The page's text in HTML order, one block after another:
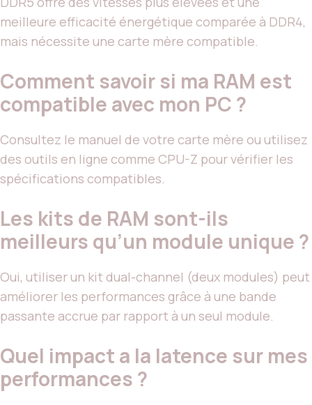
meilleure efficacité énergétique comparée à DDR4,
mais nécessite une carte mère compatible.
Comment savoir si ma RAM est
compatible avec mon PC ?
Consultez le manuel de votre carte mère ou utilisez
des outils en ligne comme CPU-Z pour vérifier les
spécifications compatibles.
Les kits de RAM sont-ils
meilleurs qu’un module unique ?
Oui, utiliser un kit dual-channel (deux modules) peut
améliorer les performances grâce à une bande
passante accrue par rapport à un seul module.
Quel impact a la latence sur mes
performances ?